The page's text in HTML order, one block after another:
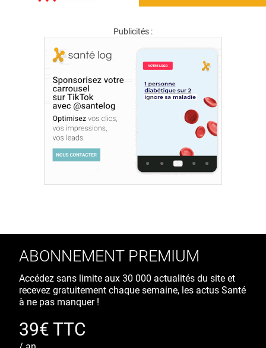
Publicités :
ABONNEMENT PREMIUM
Accédez sans limite aux 30 000 actualités du site et
recevez gratuitement chaque semaine, les actus Santé
à ne pas manquer !
39€ TTC